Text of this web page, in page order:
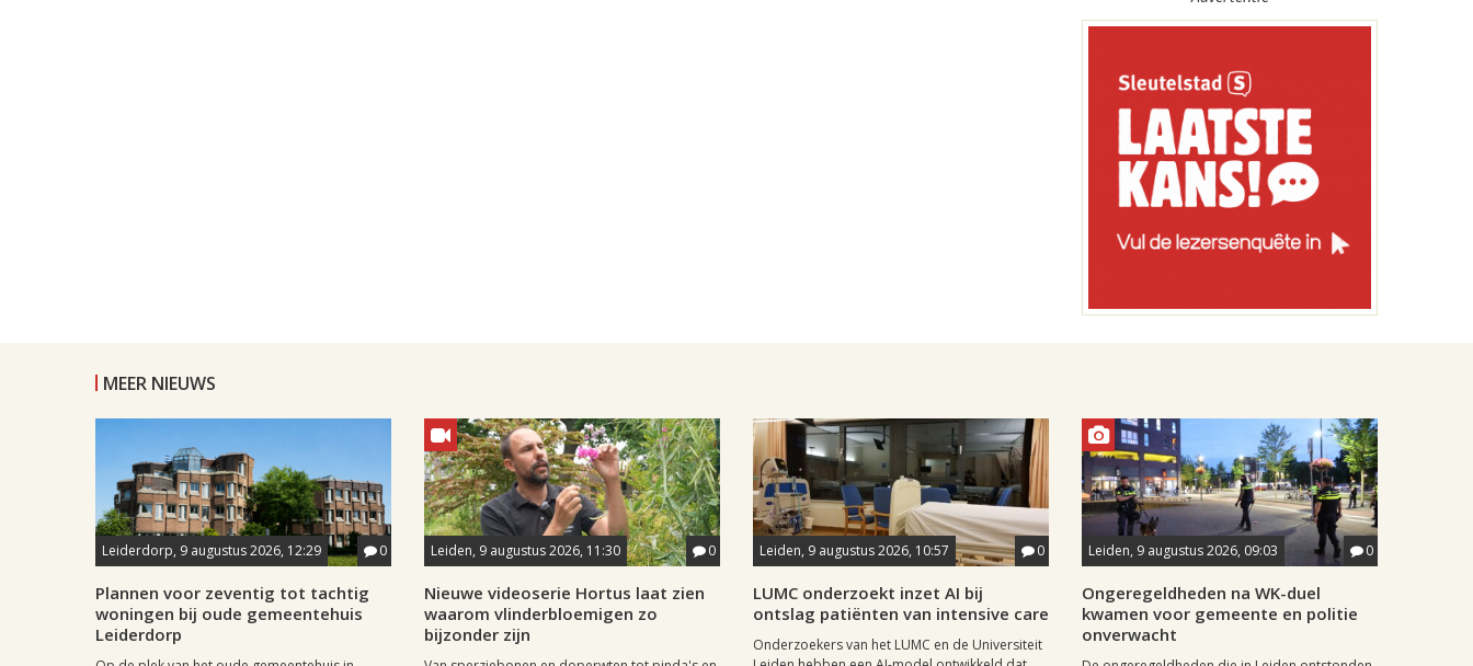
MEER NIEUWS
Leiderdorp, 9 augustus 2026, 12:29 0
Plannen voor zeventig tot tachtig
woningen bij oude gemeentehuis
Leiderdorp
Leiden, 9 augustus 2026, 11:30 0
Nieuwe videoserie Hortus laat zien
waarom vlinderbloemigen zo
bijzonder zijn
Leiden, 9 augustus 2026, 10:57 0
LUMC onderzoekt inzet AI bij
ontslag patiënten van intensive care
Onderzoekers van het LUMC en de Universiteit
Leiden, 9 augustus 2026, 09:03 0
Ongeregeldheden na WK-duel
kwamen voor gemeente en politie
onverwacht